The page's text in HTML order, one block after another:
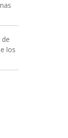
los